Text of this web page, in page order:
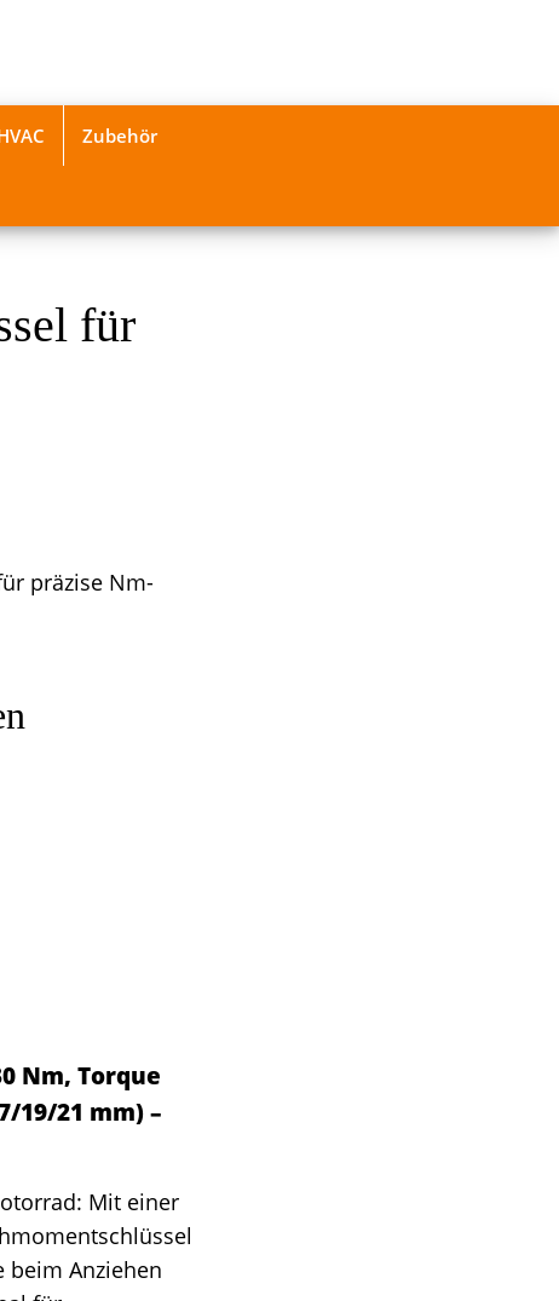
Zubehör
für
präzise Nm-
Nm, Torque
19/21 mm) –
Mit einer
beim Anziehen